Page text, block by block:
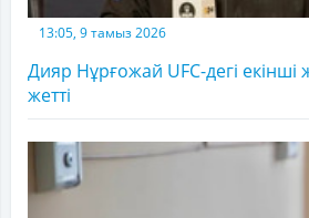
13:05, 9 тамыз 2026
Дияр Нұрғожай UFC-дегі екінші
жетті